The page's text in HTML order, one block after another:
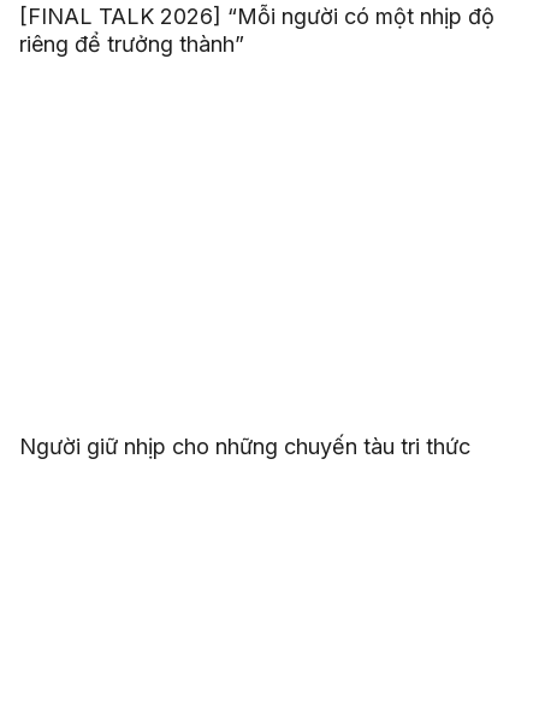
[FINAL TALK 2026] “Mỗi người có một nhịp độ
riêng để trưởng thành”
Người giữ nhịp cho những chuyến tàu tri thức